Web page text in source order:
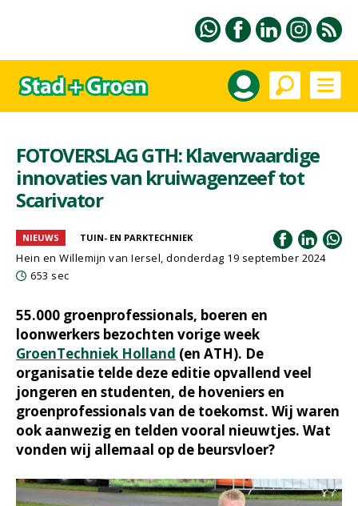
FOTOVERSLAG GTH: Klaverwaardige
innovaties van kruiwagenzeef tot
Scarivator
NIEUWS TUIN- EN PARKTECHNIEK
Hein en Willemijn van Iersel, donderdag 19 september 2024
653 sec
55.000 groenprofessionals, boeren en
loonwerkers bezochten vorige week
GroenTechniek Holland (en ATH). De
organisatie telde deze editie opvallend veel
jongeren en studenten, de hoveniers en
groenprofessionals van de toekomst. Wij waren
ook aanwezig en telden vooral nieuwtjes. Wat
vonden wij allemaal op de beursvloer?